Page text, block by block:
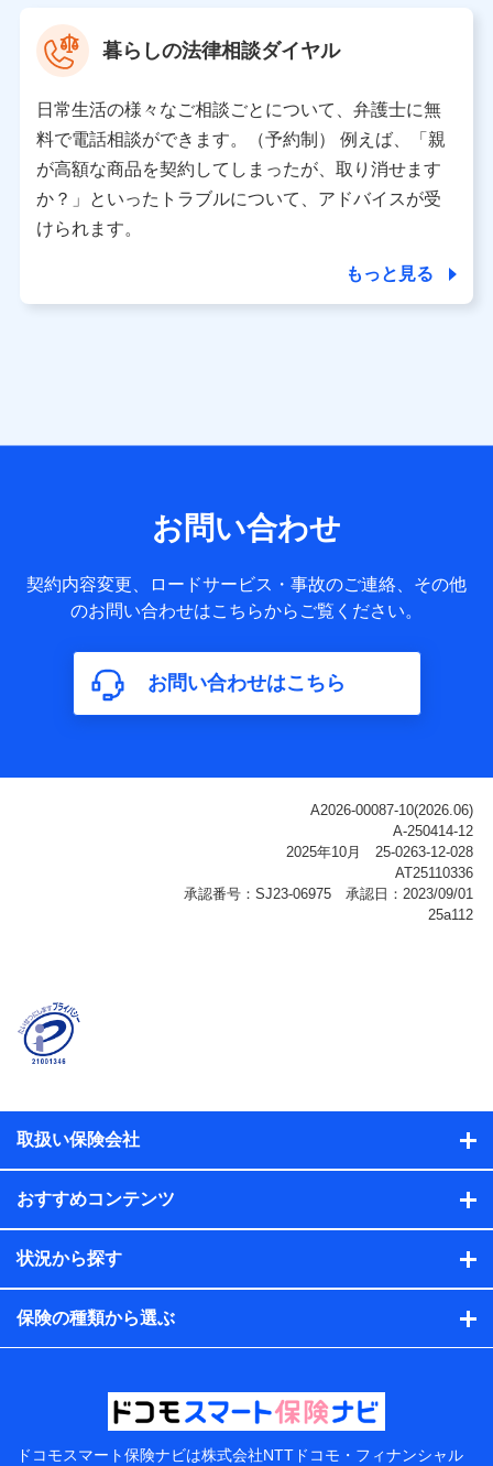
※ 当社および株式会社NTTドコモは、お客さまの情報を利
データ憲章」に定める行動原則を順守します 。
※ パーソナルデータダッシュボードの「第三者提供の管
理」の設定状態にかかわらず、共同利用する場合がありま
※ dポイントクラブ会員ではないお客さま（2019年12月11
日以降、一度もdポイントクラブ会員であったことがないお
個人データは、こちら の利用目的の範囲内に限って共同利
用します。
サービス提供等を通じて取得した、以下の情報などの個人デ
基本情報
氏名、電話番号、メールアドレス、お客さまの識別子、
属性、連絡先、dポイントサービスのご利用に関する情
構成、住所、dポイント残高、dポイント利用履歴などが
含まれます。
利用情報
ご契約状態・ご利用履歴インターネット利用時の行動に
関する情報、アプリケーション利用時の行動に関する情
報、購入されたサービスや商品の名称・購入場所・決済
に関する情報、アンケートの回答に関する情報などが含
名、住所、生年月日、性別、保険契約者と被保険者の関
係、保険加入の目的、保険商品の内容、保険料、保険料
のお支払方法、車のメーカーや走行距離などの情報、建
ル内容や送信履歴の情報及び保険の更改案内等を提供し
保険契約情報
当社または株式会社NTTドコモ・フィナンシャルグルー
プが取得し、又は保有する保険契約に関する情報。例と
して、保険契約者及び被保険者の氏名、住所、生年月
日、性別、保険契約者と被保険者の関係、保険加入の目
的、保険商品の内容、保険料、保険料のお支払方法、車
のメーカーや走行距離などの情報、建物の構造や築年数
などの情報、ペットの種類や年齢などの情報などが含ま
提供当事者から受領当事者が個人データを取得する方法
電子的・電磁的方法等
【共同して利用する者の範囲】
暮らしの法律相談ダイヤル
日常生活の様々なご相談ごとについて、弁護士に無
料で電話相談ができます。（予約制） 例えば、「親
が高額な商品を契約してしまったが、取り消せます
か？」といったトラブルについて、アドバイスが受
けられます。
もっと見る
お問い合わせ
契約内容変更、ロードサービス・事故のご連絡、その他
のお問い合わせはこちらからご覧ください。
お問い合わせはこちら
取扱い保険会社
おすすめコンテンツ
状況から探す
保険の種類から選ぶ
ドコモスマート保険ナビは株式会社NTTドコモ・フィナンシャル